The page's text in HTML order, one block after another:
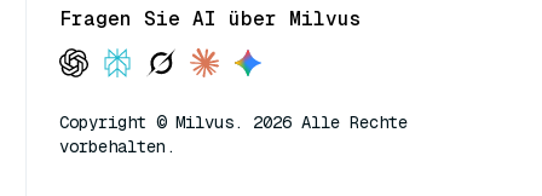
Fragen Sie AI über Milvus
Copyright © Milvus. 2026 Alle Rechte
vorbehalten.